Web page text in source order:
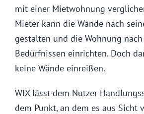
mit einer Mietwohnung
Mieter kann die Wände nach
gestalten und die Wohnung
Bedürfnissen einrichten. Doch
keine Wände einreißen.
WIX lässt dem Nutzer
dem Punkt, an dem es aus Sicht